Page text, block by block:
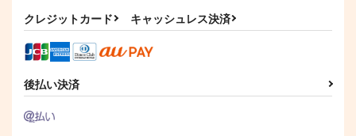
クレジットカード キャッシュレス決済
後払い決済